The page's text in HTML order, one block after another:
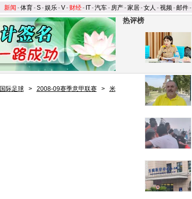
新闻 -体育-S-娱乐-V- 财经- IT-汽车- 房产-家居-女人 -视频-邮件-
热评榜
国际足球 > 2008-09赛季意甲联赛 >
米